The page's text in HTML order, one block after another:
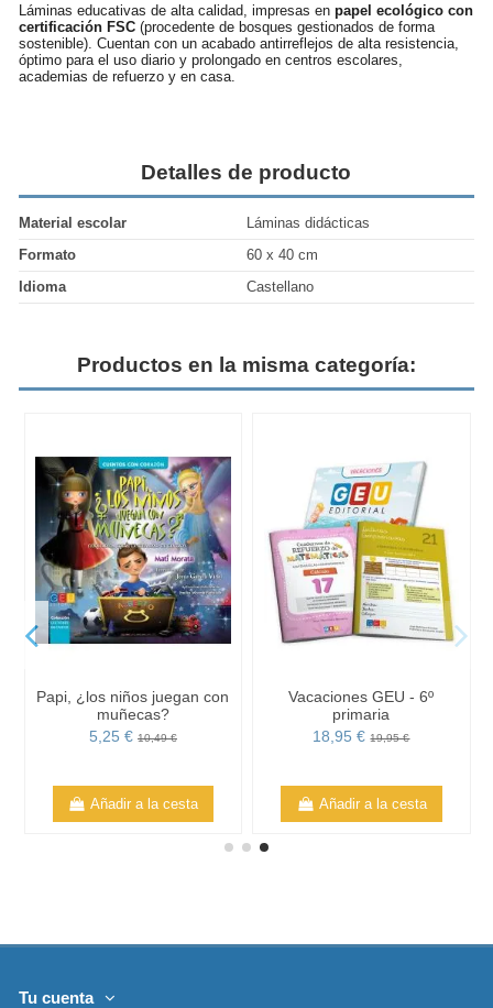
Láminas educativas de alta calidad, impresas enpapel ecológico con
certificación FSC (procedente de bosques gestionados de forma
sostenible). Cuentan con un acabado antirreflejos de alta resistencia,
óptimo para el uso diario y prolongado en centros escolares,
academias de refuerzo y en casa.
Detalles de producto
Material escolar
Láminas didácticas
Formato
60 x 40 cm
Idioma
Castellano
Productos en la misma categoría:
Papi, ¿los niños juegan con
muñecas?
5,25 € 10,49 €
Añadir a la cesta
Vacaciones GEU - 6º
primaria
18,95 €19,95 €
Añadir a la cesta
Tu cuenta